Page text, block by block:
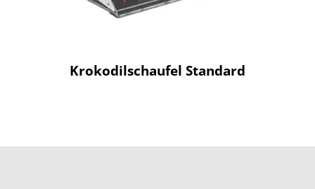
Krokodilschaufel Standard